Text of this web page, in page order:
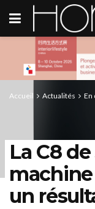
Accueil Actualités En
La C8
un